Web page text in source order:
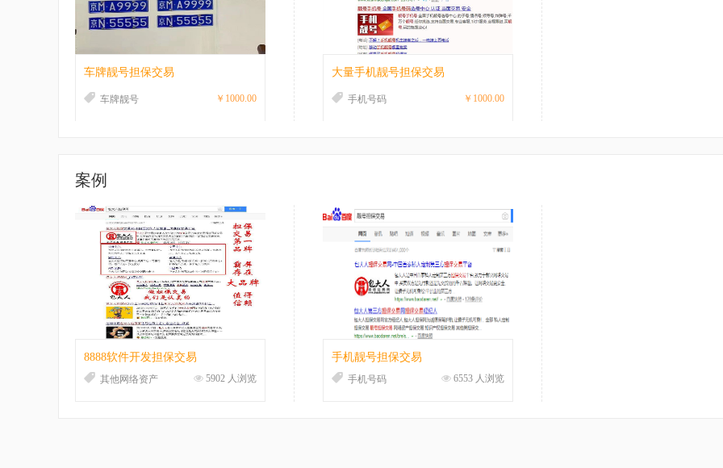
车牌靓号担保交易
车牌靓号 ￥1000.00
大量手机靓号担保交易
手机号码 ￥1000.00
案例
8888软件开发担保交易
其他网络资产 5902 人浏览
手机靓号担保交易
手机号码 6553 人浏览